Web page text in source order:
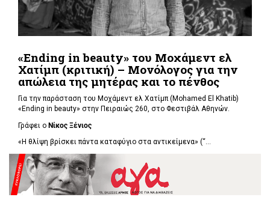
«Ending in beauty» του Μοχάμεντ ελ
Χατίμπ (κριτική) – Μονόλογος για την
απώλεια της μητέρας και το πένθος
Για την παράσταση του Μοχάμεντ ελ Χατίμπ (Mohamed El Khatib)
«Ending in beauty» στην Πειραιώς 260, στο Φεστιβάλ Αθηνών.
Γράφει ο Νίκος Ξένιος
«Η θλίψη βρίσκει πάντα καταφύγιο στα αντικείμενα» (“...